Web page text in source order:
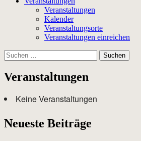
Veranstaltungen
Kalender
Veranstaltungsorte
Veranstaltungen einreichen
Suchen
nach:
Veranstaltungen
Keine Veranstaltungen
Neueste Beiträge